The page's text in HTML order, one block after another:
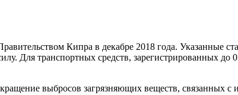
Кипра в декабре 2018 года. Указанные
Для транспортных средств, зарегистрированных до
выбросов загрязняющих веществ, связанных с